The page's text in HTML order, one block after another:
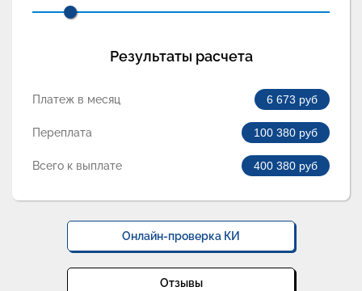
Результаты расчета
Платеж в месяц 6 673 руб
Переплата 100 380 руб
Всего к выплате 400 380 руб
Онлайн-проверка КИ
Отзывы